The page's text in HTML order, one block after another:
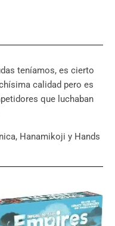
teníamos, es cierto
calidad pero es
que luchaban
Hanamikoji y Hands